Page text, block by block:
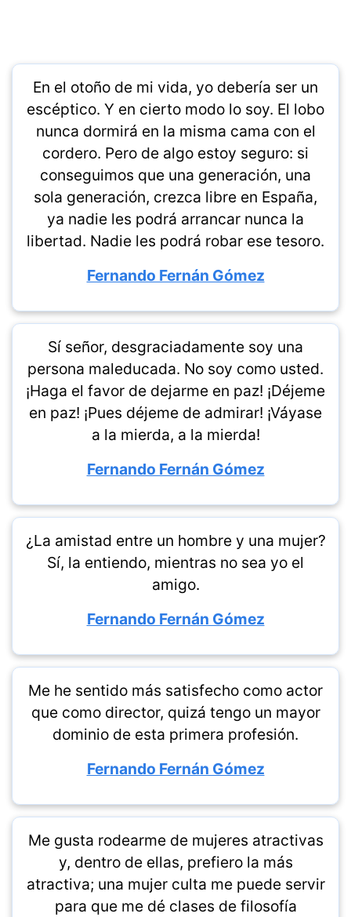
En el otoño de mi vida, yo debería ser un
escéptico. Y en cierto modo lo soy. El lobo
nunca dormirá en la misma cama con el
cordero. Pero de algo estoy seguro: si
conseguimos que una generación, una
sola generación, crezca libre en España,
ya nadie les podrá arrancar nunca la
libertad. Nadie les podrá robar ese tesoro.
Fernando Fernán Gómez
Sí señor, desgraciadamente soy una
persona maleducada. No soy como usted.
¡Haga el favor de dejarme en paz! ¡Déjeme
en paz! ¡Pues déjeme de admirar! ¡Váyase
a la mierda, a la mierda!
Fernando Fernán Gómez
¿La amistad entre un hombre y una mujer?
Sí, la entiendo, mientras no sea yo el
amigo.
Fernando Fernán Gómez
Me he sentido más satisfecho como actor
que como director, quizá tengo un mayor
dominio de esta primera profesión.
Fernando Fernán Gómez
Me gusta rodearme de mujeres atractivas
y, dentro de ellas, prefiero la más
atractiva; una mujer culta me puede servir
para que me dé clases de filosofía